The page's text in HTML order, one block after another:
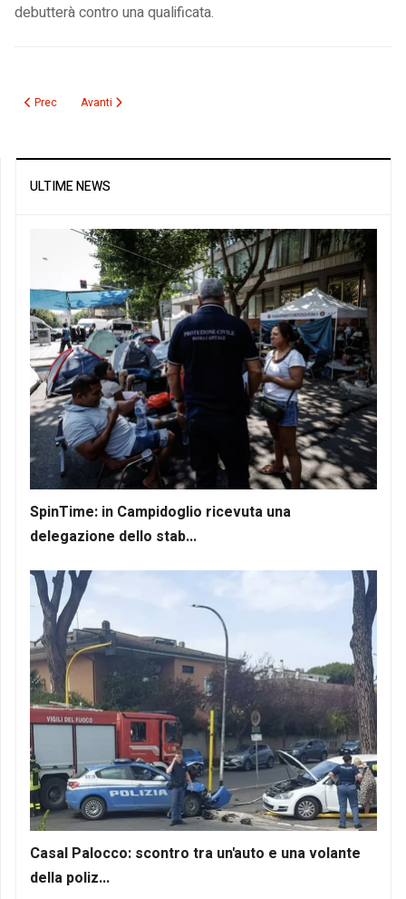
debutterà contro una qualificata.
Articolo precedente: Derby, raggiunto un accordo: si gioca domenica alle 12
Prec Articolo successivo: Maratona di Roma con numeri record:
Avanti
ULTIME NEWS
SpinTime: in Campidoglio ricevuta una
delegazione dello stab...
Casal Palocco: scontro tra un'auto e una volante
della poliz...